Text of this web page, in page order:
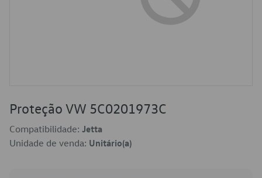
Proteção VW 5C0201973C
Compatibilidade: Jetta
Unidade de venda: Unitário(a)